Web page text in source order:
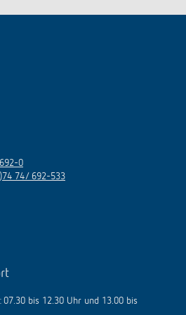
0
74/ 692-533
bis 12.30 Uhr und 13.00 bis